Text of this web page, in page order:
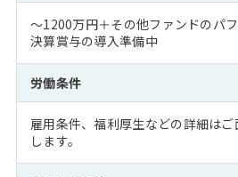
～1200万円＋その他ファンドのパ
決算賞与の導入準備中
労働条件
雇用条件、福利厚生などの詳細は
します。